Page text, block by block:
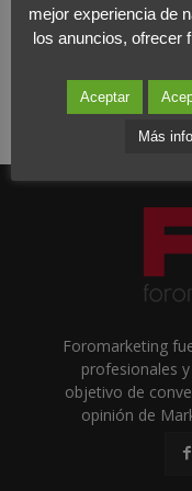
Foromarketing
profesionales
objetivo de
opinión de
mejor experiencia de
los anuncios, ofrecer
Aceptar
Más